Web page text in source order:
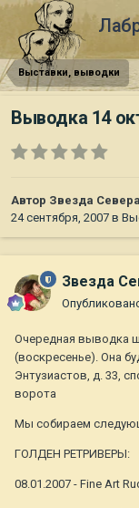
Выставки, выводки
Выводка 14
Автор Звезда Севера
24 сентября, 2007 в
Звезда
Очередная выводка
(воскресенье). Она
Энтузиастов, д. 33,
ворота
Мы собираем
ГОЛДЕН РЕТРИВЕРЫ:
08.01.2007 - Fine Art